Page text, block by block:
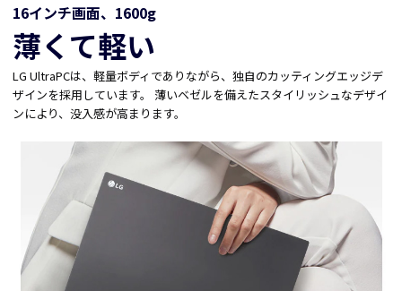
16インチ画面、1600g
薄くて軽い
LG UltraPCは、軽量ボディでありながら、独自のカッティングエッジデ
ザインを採用しています。 薄いベゼルを備えたスタイリッシュなデザイ
ンにより、没入感が高まります。